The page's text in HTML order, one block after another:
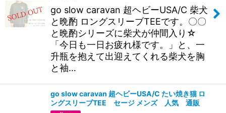
go slow caravan 超ヘビーUSA/C 柴犬
と晩酌 ロングスリーブTEEです。〇〇
と晩酌シリーズに柴犬が仲間入り☆
「今日も一日お疲れ様です。」と、一
升瓶を抱えて出迎えてくれる柴犬を胸
と袖…
go slow caravan 超ヘビーUSA/C たい焼き猫 ロ
ングスリーブTEE セージ メンズ 人気 通販